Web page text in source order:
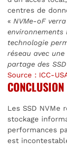
centres de
« NVMe-oF
environnements
technologie
réseau avec
partage des
Source : ICC-
CONCLUSION
Les SSD NVMe
stockage
performances
est